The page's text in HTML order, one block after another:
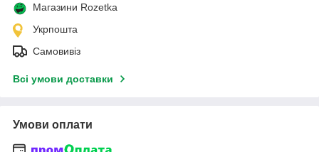
Магазини Rozetka
Укрпошта
Самовивіз
Всі умови доставки
Умови оплати